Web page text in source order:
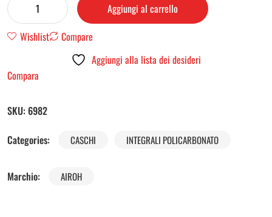
Aggiungi al carrello
Wishlist
Compare
Aggiungi alla lista dei desideri
Compara
SKU: 6982
Categories:
CASCHI INTEGRALI POLICARBONATO
Marchio: AIROH